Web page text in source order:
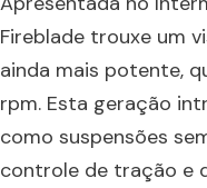
Fireblade trouxe um
ainda mais potente,
rpm. Esta geração
como suspensões
controle de tração e